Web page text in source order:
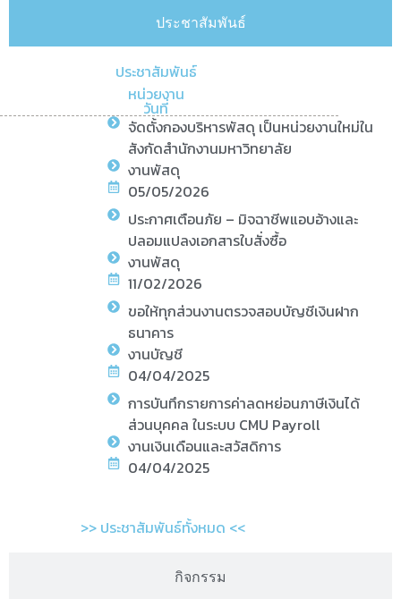
ประชาสัมพันธ์
กิจกรรม
ประชาสัมพันธ์
หน่วยงาน
วันที่
จัดตั้งกองบริหารพัสดุ เป็นหน่วยงานใหม่ใน
สังกัดสำนักงานมหาวิทยาลัย
งานพัสดุ
05/05/2026
ประกาศเตือนภัย – มิจฉาชีพแอบอ้างและ
ปลอมแปลงเอกสารใบสั่งซื้อ
งานพัสดุ
11/02/2026
ขอให้ทุกส่วนงานตรวจสอบบัญชีเงินฝาก
ธนาคาร
งานบัญชี
04/04/2025
การบันทึกรายการค่าลดหย่อนภาษีเงินได้
ส่วนบุคคล ในระบบ CMU Payroll
งานเงินเดือนและสวัสดิการ
04/04/2025
>> ประชาสัมพันธ์ทั้งหมด <<